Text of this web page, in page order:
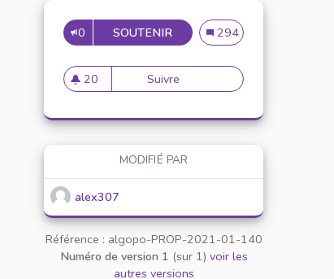
0 SOUTENIR MISE EN PLACE DE
Mise en place de
294
20
20 abonnés
Suivre Mise en place de référents
MODIFIÉ PAR
alex307
Référence : algopo-PROP-2021-01-140
Numéro de version 1 (sur 1) voir les
autres versions